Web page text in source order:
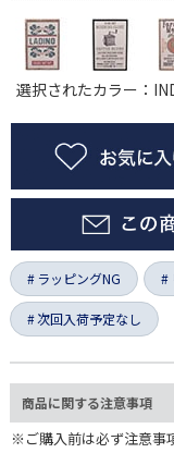
選択されたカラー：
ラッピングNG
次回入荷予定なし
商品に関する注意事項
※ご購入前は必ず注意事